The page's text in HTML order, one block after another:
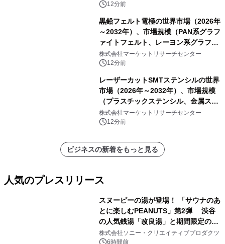
12分前
黒鉛フェルト電極の世界市場（2026年
～2032年）、市場規模（PAN系グラフ
ァイトフェルト、レーヨン系グラファ
イトフェルト、ピッチ系グラファイト
フェルト）・分析レポートを発表
株式会社マーケットリサーチセンター
12分前
レーザーカットSMTステンシルの世界
市場（2026年～2032年）、市場規模
（プラスチックステンシル、金属ステ
ンシル）・分析レポートを発表
株式会社マーケットリサーチセンター
12分前
ビジネスの新着をもっと見る
人気のプレスリリース
スヌーピーの湯が登場！ 「サウナのあ
とに楽しむPEANUTS」第2弾 渋谷
の人気銭湯「改良湯」と期間限定のコ
ラボレーション サウナイキタイコラ
株式会社ソニー・クリエイティブプロダクツ
6時間前